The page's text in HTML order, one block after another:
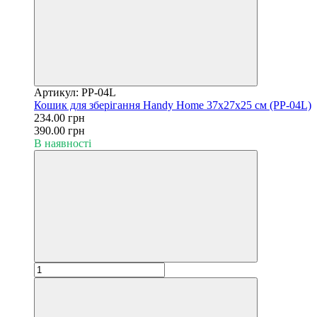
Артикул: PP-04L
Кошик для зберігання Handy Home 37х27х25 см (PP-04L)
234.00 грн
390.00 грн
В наявності